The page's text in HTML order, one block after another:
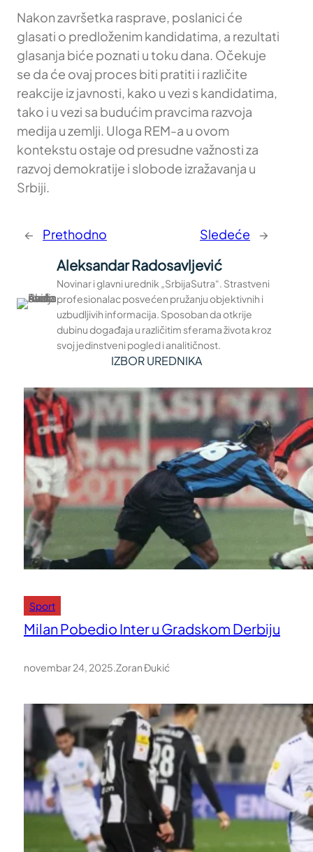
Nakon završetka rasprave, poslanici će
glasati o predloženim kandidatima, a rezultati
glasanja biće poznati u toku dana. Očekuje
se da će ovaj proces biti pratiti i različite
reakcije iz javnosti, kako u vezi s kandidatima,
tako i u vezi sa budućim pravcima razvoja
medija u zemlji. Uloga REM-a u ovom
kontekstu ostaje od presudne važnosti za
razvoj demokratije i slobode izražavanja u
Srbiji.
← Prethodno Sledeće →
Aleksandar Radosavljević
Novinar i glavni urednik „SrbijaSutra“. Strastveni
profesionalac posvećen pružanju objektivnih i
uzbudljivih informacija. Sposoban da otkrije
dubinu događaja u različitim sferama života kroz
svoj jedinstveni pogled i analitičnost.
IZBOR UREDNIKA
Sport
Milan Pobedio Inter u Gradskom Derbiju
novembar 24, 2025.Zoran Đukić